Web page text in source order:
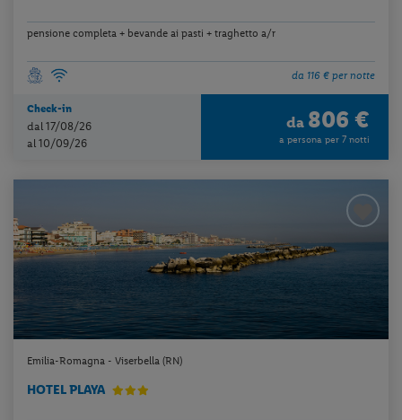
pensione completa + bevande ai pasti + traghetto a/r
da 116 € per notte
Check-in
dal 17/08/26
al 10/09/26
da 806 €
a persona per 7 notti
Emilia-Romagna - Viserbella (RN)
HOTEL PLAYA